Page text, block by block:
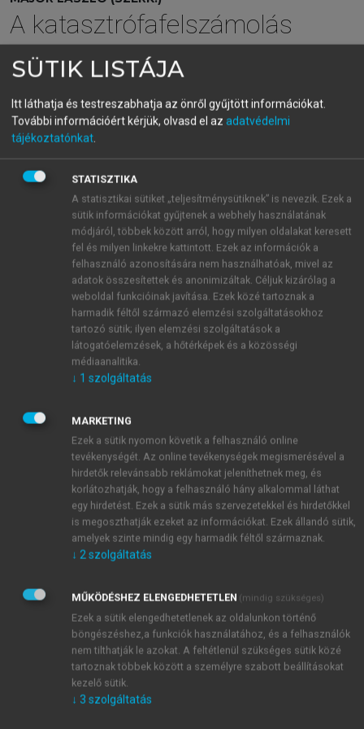
A katasztrófafelszámolás
egészségügyi alapjai
menu_book OLVASÁS
14.3. A fogászati
áldozatazonosítás katasztrófák
esetén
Napjaink katasztrófái (földrengések, árvizek, repülő
szerencsétlenségek, terrorcselekmények)
azonosítatlan áldozatokkal járnak. Nemcsak a
hozzátartozók, de a közvélemény szemében is egyre
nagyobb jelentőségű az áldozatok minél gyorsabb
azonosítása. A gyors és megbízható áldozatazonosítás
Háromféle áldozatazonosító módszer
fogászati, az ujjlenyomat és a DNS-módszer. Az
azonosítás alapelve mindhárom módszernél az
ismert és az ismeretlen összehasonlítása.
A DNS-módszer napjainkban nagyon népszerű,
de drága. A Katrina trópusi vihar esetén is részben
anyagi akadályok hátráltatták az áldozatok DNS-
módszerrel történő azonosítást.
A fogászati áldozat azonosítás egy régóta bevált,
jól alkalmazható módszer.
Katonai missziókban való részvételhez az előírt
szabványok szerint kötelező a fogászati fizikális
vizsgálat és panoráma-röntgenfelvétel készítése,
valamint az adatok egységes dokumentálása. Ezek
alapján lehetséges az ante mortem adatok post
mortem adatokkal való összevetése. A fogászati
SÜTIK LISTÁJA
Itt láthatja és testreszabhatja az önről gyűjtött információkat.
További információért kérjük, olvasd el az adatvédelmi
tájékoztatónkat.
STATISZTIKA
A statisztikai sütiket „teljesítménysütiknek” is nevezik. Ezek a
sütik információkat gyűjtenek a webhely használatának
módjáról, többek között arról, hogy milyen oldalakat keresett
fel és milyen linkekre kattintott. Ezek az információk a
felhasználó azonosítására nem használhatóak, mivel az
adatok összesítettek és anonimizáltak. Céljuk kizárólag a
weboldal funkcióinak javítása. Ezek közé tartoznak a
harmadik féltől származó elemzési szolgáltatásokhoz
tartozó sütik; ilyen elemzési szolgáltatások a
látogatóelemzések, a hőtérképek és a közösségi
médiaanalitika.
↓ 1 szolgáltatás
MARKETING
Ezek a sütik nyomon követik a felhasználó online
tevékenységét. Az online tevékenységek megismerésével a
hirdetők relevánsabb reklámokat jeleníthetnek meg, és
korlátozhatják, hogy a felhasználó hány alkalommal láthat
egy hirdetést. Ezek a sütik más szervezetekkel és hirdetőkkel
is megoszthatják ezeket az információkat. Ezek állandó sütik,
amelyek szinte mindig egy harmadik féltől származnak.
↓ 2szolgáltatás
MŰKÖDÉSHEZ ELENGEDHETETLEN (mindig szükséges)
Ezek a sütik elengedhetetlenek az oldalunkon történő
böngészéshez,a funkciók használatához, és a felhasználók
nem tilthatják le azokat. A feltétlenül szükséges sütik közé
tartoznak többek között a személyre szabott beállításokat
kezelő sütik.
↓ 3 szolgáltatás